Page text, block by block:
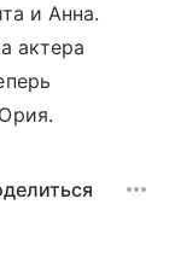
и Анна.
актера